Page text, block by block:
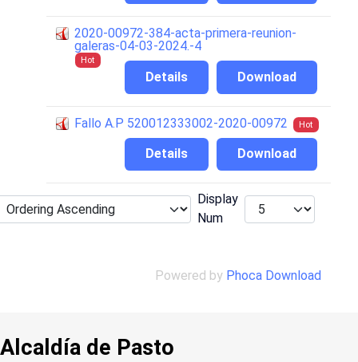
2020-00972-384-acta-primera-reunion-
galeras-04-03-2024.-4
Hot
Download
Details
Fallo A.P 520012333002-2020-00972 Hot
Download
Details
Display
Num
Powered by Phoca Download
Alcaldía de Pasto